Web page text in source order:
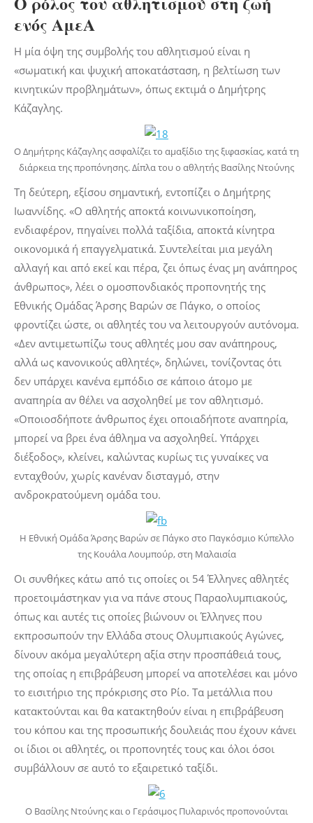
ενός ΑμεΑ
Η μία όψη της συμβολής του αθλητισμού είναι η
«σωματική και ψυχική αποκατάσταση, η βελτίωση των
κινητικών προβλημάτων», όπως εκτιμά ο Δημήτρης
Κάζαγλης.
Ο Δημήτρης Κάζαγλης ασφαλίζει το αμαξίδιο της ξιφασκίας, κατά τη
διάρκεια της προπόνησης. Δίπλα του ο αθλητής Βασίλης Ντούνης
Τη δεύτερη, εξίσου σημαντική, εντοπίζει ο Δημήτρης
Ιωαννίδης. «Ο αθλητής αποκτά κοινωνικοποίηση,
ενδιαφέρον, πηγαίνει πολλά ταξίδια, αποκτά κίνητρα
οικονομικά ή επαγγελματικά. Συντελείται μια μεγάλη
αλλαγή και από εκεί και πέρα, ζει όπως ένας μη ανάπηρος
άνθρωπος», λέει ο ομοσπονδιακός προπονητής της
Εθνικής Ομάδας Άρσης Βαρών σε Πάγκο, ο οποίος
φροντίζει ώστε, οι αθλητές του να λειτουργούν αυτόνομα.
«Δεν αντιμετωπίζω τους αθλητές μου σαν ανάπηρους,
αλλά ως κανονικούς αθλητές», δηλώνει, τονίζοντας ότι
δεν υπάρχει κανένα εμπόδιο σε κάποιο άτομο με
αναπηρία αν θέλει να ασχοληθεί με τον αθλητισμό.
«Οποιοσδήποτε άνθρωπος έχει οποιαδήποτε αναπηρία,
μπορεί να βρει ένα άθλημα να ασχοληθεί. Υπάρχει
διέξοδος», κλείνει, καλώντας κυρίως τις γυναίκες να
ενταχθούν, χωρίς κανέναν δισταγμό, στην
ανδροκρατούμενη ομάδα του.
Η Εθνική Ομάδα Άρσης Βαρών σε Πάγκο στο Παγκόσμιο Κύπελλο
της Κουάλα Λουμπούρ, στη Μαλαισία
Οι συνθήκες κάτω από τις οποίες οι 54 Έλληνες αθλητές
προετοιμάστηκαν για να πάνε στους Παραολυμπιακούς,
όπως και αυτές τις οποίες βιώνουν οι Έλληνες που
εκπροσωπούν την Ελλάδα στους Ολυμπιακούς Αγώνες,
δίνουν ακόμα μεγαλύτερη αξία στην προσπάθειά τους,
της οποίας η επιβράβευση μπορεί να αποτελέσει και μόνο
το εισιτήριο της πρόκρισης στο Ρίο. Τα μετάλλια που
κατακτούνται και θα κατακτηθούν είναι η επιβράβευση
του κόπου και της προσωπικής δουλειάς που έχουν κάνει
οι ίδιοι οι αθλητές, οι προπονητές τους και όλοι όσοι
συμβάλλουν σε αυτό το εξαιρετικό ταξίδι.
Ο Βασίλης Ντούνης και ο Γεράσιμος Πυλαρινός προπονούνται